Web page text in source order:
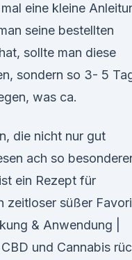
eine kleine
seine bestellten
sollte man diese
sondern so 3- 5
was ca.
die nicht nur gut
ach so
ein Rezept für
zeitloser süßer
& Anwendung |
und Cannabis